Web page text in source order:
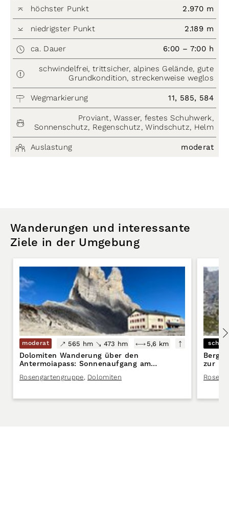
höchster Punkt 2.970 m
niedrigster Punkt 2.189 m
ca. Dauer 6:00 – 7:00 h
schwindelfrei, trittsicher, alpines Gelände, gute
Grundkondition, streckenweise weglos
Wegmarkierung 11, 585, 584
Proviant, Wasser, festes Schuhwerk,
Sonnenschutz, Regenschutz, Windschutz, Helm
Auslastung moderat
Wanderungen und interessante
Ziele in der Umgebung
moderat 565 hm 473 hm 5,6 km
Dolomiten Wanderung über den
Antermoiapass: Sonnenaufgang am
Antermoiasee – Sonnenuntergang bei den
Vajolettürmen
Rosengartengruppe, Dolomiten
zur